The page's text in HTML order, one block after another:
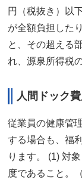
円（税抜き）以
が全額負担した
と、その超える
れ、源泉所得税
人間ドック
従業員の健康管
する場合も、福
ります。 (1) 対
度であること。